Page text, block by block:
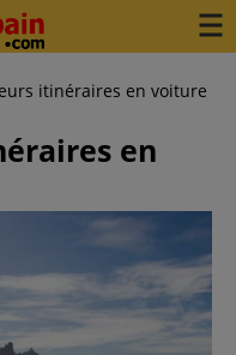
itinéraires en voiture
en